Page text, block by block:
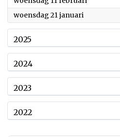
woensdag 21 januari
2025
2024
2023
2022